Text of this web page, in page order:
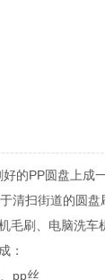
好的PP圆盘上成
清扫街道的圆盘
毛刷、电脑洗车
：
pp丝